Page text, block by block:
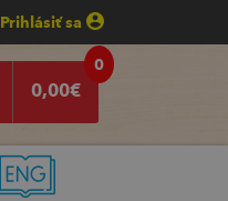
Prihlásiť sa
0
0,00€